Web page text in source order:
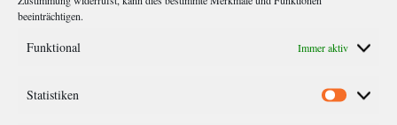
beeinträchtigen.
Funktional Immer aktiv
Statistiken